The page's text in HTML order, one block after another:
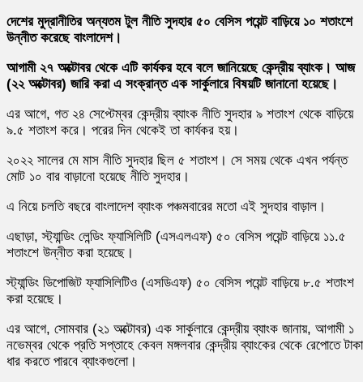
দেশের মুদ্রানীতির অন্যতম টুল নীতি সুদহার ৫০ বেসিস পয়েন্ট বাড়িয়ে ১০ শতাংশে
উন্নীত করেছে বাংলাদেশ।
আগামী ২৭ অক্টোবর থেকে এটি কার্যকর হবে বলে জানিয়েছে কেন্দ্রীয় ব্যাংক। আজ
(২২ অক্টোবর) জারি করা এ সংক্রান্ত এক সার্কুলারে বিষয়টি জানানো হয়েছে।
এর আগে, গত ২৪ সেপ্টেম্বর কেন্দ্রীয় ব্যাংক নীতি সুদহার ৯ শতাংশ থেকে বাড়িয়ে
৯.৫ শতাংশ করে। পরের দিন থেকেই তা কার্যকর হয়।
২০২২ সালের মে মাস নীতি সুদহার ছিল ৫ শতাংশ। সে সময় থেকে এখন পর্যন্ত
মোট ১০ বার বাড়ানো হয়েছে নীতি সুদহার।
এ নিয়ে চলতি বছরে বাংলাদেশ ব্যাংক পঞ্চমবারের মতো এই সুদহার বাড়াল।
এছাড়া, স্ট্যান্ডিং লেন্ডিং ফ্যাসিলিটি (এসএলএফ) ৫০ বেসিস পয়েন্ট বাড়িয়ে ১১.৫
শতাংশে উন্নীত করা হয়েছে।
স্ট্যান্ডিং ডিপোজিট ফ্যাসিলিটিও (এসডিএফ) ৫০ বেসিস পয়েন্ট বাড়িয়ে ৮.৫ শতাংশ
করা হয়েছে।
এর আগে, সোমবার (২১ অক্টোবর) এক সার্কুলারে কেন্দ্রীয় ব্যাংক জানায়, আগামী ১
নভেম্বর থেকে প্রতি সপ্তাহে কেবল মঙ্গলবার কেন্দ্রীয় ব্যাংকের থেকে রেপোতে টাকা
ধার করতে পারবে ব্যাংকগুলো।